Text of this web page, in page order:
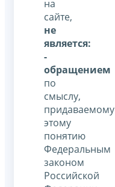
на
сайте,
не
является:
-
обращением
по
смыслу,
придаваемому
этому
понятию
Федеральным
законом
Российской